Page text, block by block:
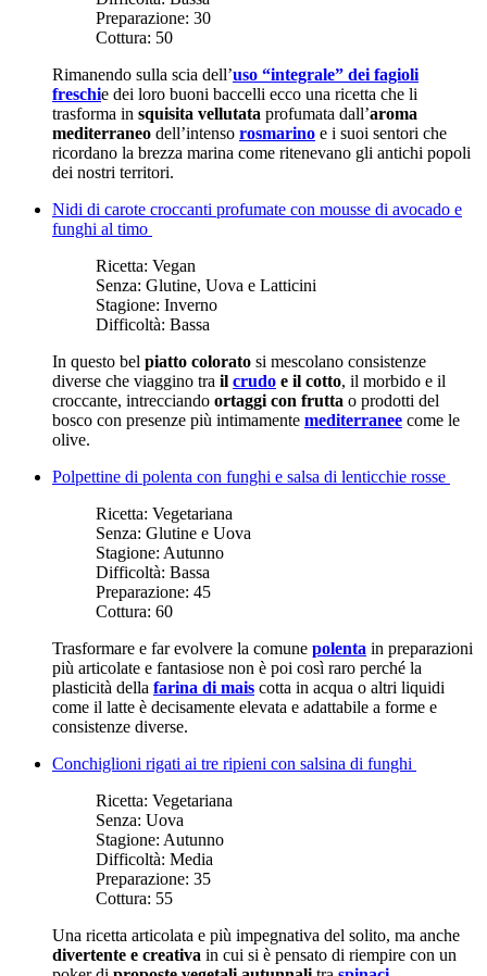
Preparazione: 30
Cottura: 50
Rimanendo sulla scia dell’uso “integrale” dei fagioli
freschie dei loro buoni baccelli ecco una ricetta che li
trasforma in squisita vellutata profumata dall’aroma
mediterraneo dell’intenso rosmarino e i suoi sentori che
ricordano la brezza marina come ritenevano gli antichi popoli
dei nostri territori.
Nidi di carote croccanti profumate con mousse di avocado e
funghi al timo
Ricetta: Vegan
Senza: Glutine, Uova e Latticini
Stagione: Inverno
Difficoltà: Bassa
In questo bel piatto colorato si mescolano consistenze
diverse che viaggino tra il crudo e il cotto, il morbido e il
croccante, intrecciando ortaggi con frutta o prodotti del
bosco con presenze più intimamente mediterranee come le
olive.
Polpettine di polenta con funghi e salsa di lenticchie rosse
Ricetta: Vegetariana
Senza: Glutine e Uova
Stagione: Autunno
Difficoltà: Bassa
Preparazione: 45
Cottura: 60
Trasformare e far evolvere la comune polenta in preparazioni
più articolate e fantasiose non è poi così raro perché la
plasticità della farina di mais cotta in acqua o altri liquidi
come il latte è decisamente elevata e adattabile a forme e
consistenze diverse.
Conchiglioni rigati ai tre ripieni con salsina di funghi
Ricetta: Vegetariana
Senza: Uova
Stagione: Autunno
Difficoltà: Media
Preparazione: 35
Cottura: 55
Una ricetta articolata e più impegnativa del solito, ma anche
divertente e creativa in cui si è pensato di riempire con un